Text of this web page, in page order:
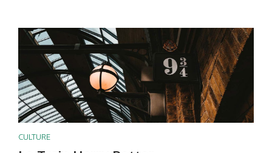
CULTURE